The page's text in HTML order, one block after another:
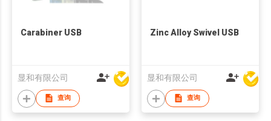
Carabiner USB
显和有限公司
查询
Zinc Alloy Swivel USB
显和有限公司
查询